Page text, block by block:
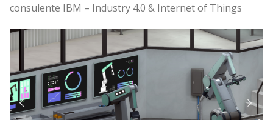
consulente IBM – Industry 4.0 & Internet of Things